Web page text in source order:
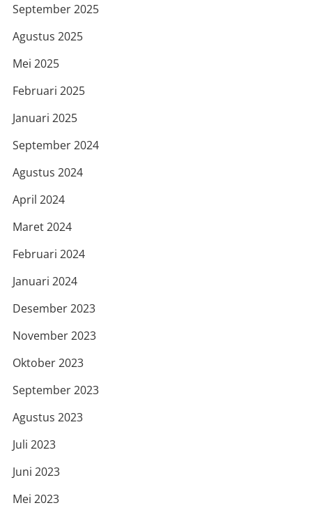
September 2025
Agustus 2025
Mei 2025
Februari 2025
Januari 2025
September 2024
Agustus 2024
April 2024
Maret 2024
Februari 2024
Januari 2024
Desember 2023
November 2023
Oktober 2023
September 2023
Agustus 2023
Juli 2023
Juni 2023
Mei 2023